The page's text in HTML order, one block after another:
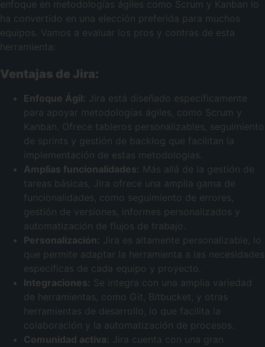
enfoque en metodologías ágiles como Scrum y Kanban lo
ha convertido en una elección preferida para muchos
equipos. Vamos a evaluar los pros y contras de esta
herramienta:
Ventajas de Jira:
Enfoque Ágil: Jira está diseñado específicamente
para apoyar metodologías ágiles, como Scrum y
Kanban. Ofrece tableros personalizables, seguimiento
de sprints y gestión de backlog que facilitan la
implementación de estas metodologías.
Amplias funcionalidades: Más allá de la gestión de
tareas básicas, Jira ofrece una amplia gama de
funcionalidades, como seguimiento de errores,
gestión de versiones, informes personalizados y
automatización de flujos de trabajo.
Personalización: Jira es altamente personalizable, lo
que permite adaptar la herramienta a las necesidades
específicas de cada equipo y proyecto.
Integraciones: Se integra con una amplia variedad
de herramientas, como Git, Bitbucket, y otras
herramientas de desarrollo, lo que facilita la
colaboración y la automatización de procesos.
Comunidad activa: Jira cuenta con una gran